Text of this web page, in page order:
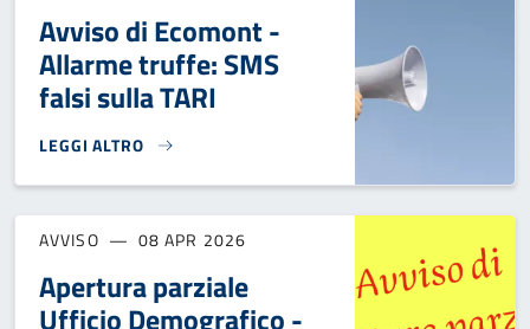
Avviso di Ecomont -
Allarme truffe: SMS
falsi sulla TARI
LEGGI ALTRO
AVVISO DI ECOMONT - ALLARME TRUFFE: SMS FALSI SULLA
AVVISO 08 APR 2026
Apertura parziale
Ufficio Demografico -